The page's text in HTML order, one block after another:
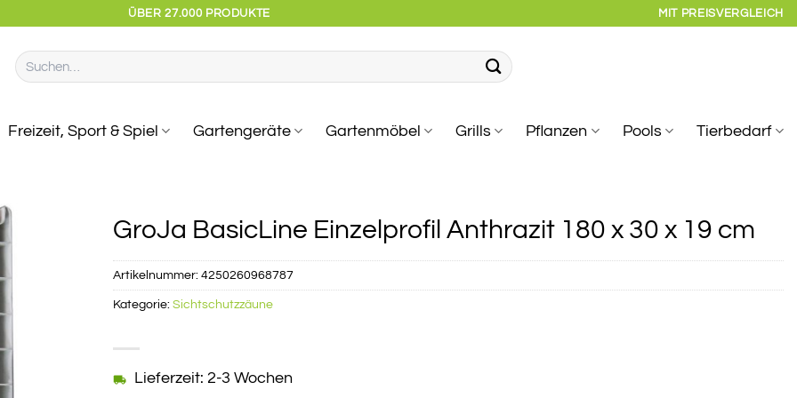
ÜBER 27.000 PRODUKTE MIT PREISVERGLEICH
Suchen
nach:
Freizeit, Sport & Spiel Gartengeräte Gartenmöbel Grills Pflanzen Pools Tierbedarf
GroJa BasicLine Einzelprofil Anthrazit 180 x 30 x 19 cm
Lieferzeit: 2-3 Wochen
Artikelnummer: 4250260968787
Kategorie: Sichtschutzzäune